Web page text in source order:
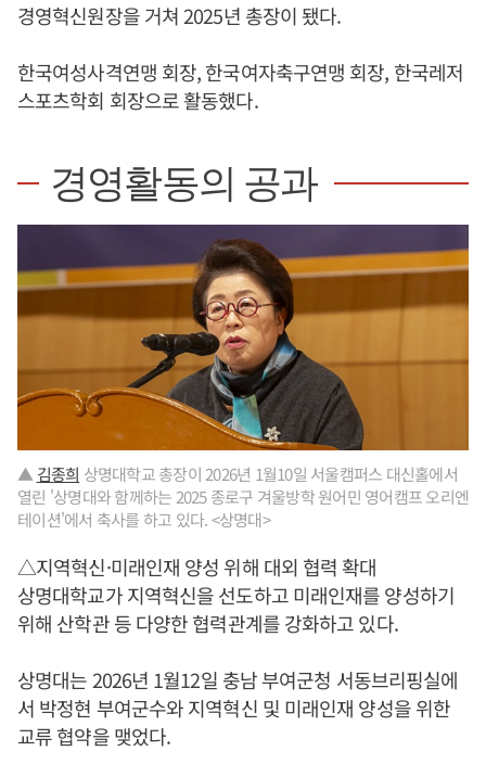
경영혁신원장을 거쳐 2025년 총장이 됐다.
한국여성사격연맹 회장, 한국여자축구연맹 회장, 한국레저
스포츠학회 회장으로 활동했다.
경영활동의 공과
▲ 김종희 상명대학교 총장이 2026년 1월10일 서울캠퍼스 대신홀에서
열린 '상명대와 함께하는 2025 종로구 겨울방학 원어민 영어캠프 오리엔
테이션'에서 축사를 하고 있다. <상명대>
△지역혁신·미래인재 양성 위해 대외 협력 확대
상명대학교가 지역혁신을 선도하고 미래인재를 양성하기
위해 산학관 등 다양한 협력관계를 강화하고 있다.
상명대는 2026년 1월12일 충남 부여군청 서동브리핑실에
서 박정현 부여군수와 지역혁신 및 미래인재 양성을 위한
교류 협약을 맺었다.